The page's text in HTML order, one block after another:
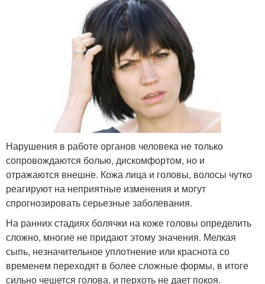
Нарушения в работе органов человека не только
сопровождаются болью, дискомфортом, но и
отражаются внешне. Кожа лица и головы, волосы чутко
реагируют на неприятные изменения и могут
спрогнозировать серьезные заболевания.
На ранних стадиях болячки на коже головы определить
сложно, многие не придают этому значения. Мелкая
сыпь, незначительное уплотнение или краснота со
временем переходят в более сложные формы, в итоге
сильно чешется голова, и перхоть не дает покоя.